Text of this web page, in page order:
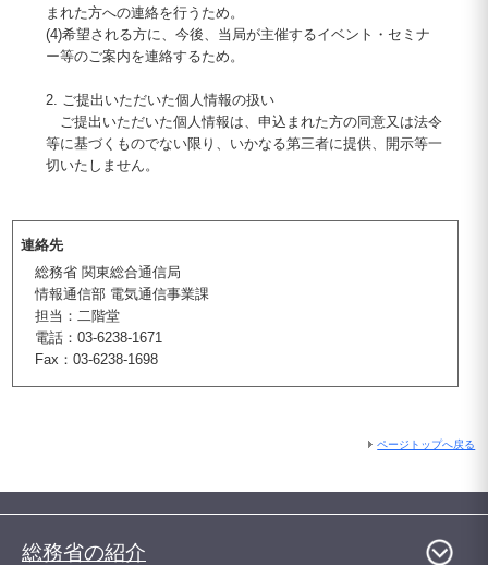
まれた方への連絡を行うため。
(4)希望される方に、今後、当局が主催するイベント・セミナ
ー等のご案内を連絡するため。
2. ご提出いただいた個人情報の扱い
ご提出いただいた個人情報は、申込まれた方の同意又は法令
等に基づくものでない限り、いかなる第三者に提供、開示等一
切いたしません。
連絡先
総務省 関東総合通信局
情報通信部 電気通信事業課
担当：二階堂
電話：03-6238-1671
Fax：03-6238-1698
ページトップへ戻る
総務省の紹介